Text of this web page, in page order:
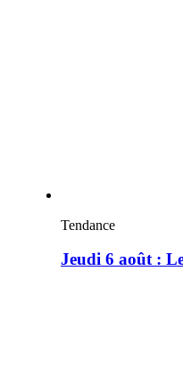
Tendance
Jeudi 6 août :